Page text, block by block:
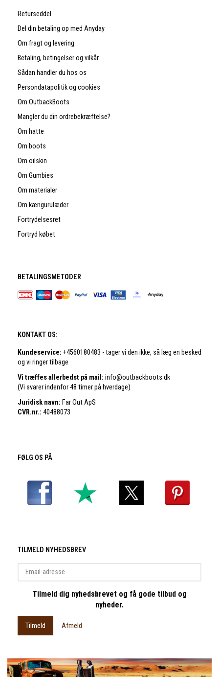
Returseddel
Del din betaling op med Anyday
Om fragt og levering
Betaling, betingelser og vilkår
Sådan handler du hos os
Persondatapolitik og cookies
Om OutbackBoots
Mangler du din ordrebekræftelse?
Om hatte
Om boots
Om oilskin
Om Gumbies
Om materialer
Om kængurulæder
Fortrydelsesret
Fortryd købet
BETALINGSMETODER
KONTAKT OS:
Kundeservice: +4560180483 - tager vi den ikke, så læg en besked
og vi ringer tilbage
Vi træffes allerbedst på mail: info@outbackboots.dk
(Vi svarer indenfor 48 timer på hverdage)
Juridisk navn: Far Out ApS
CVR.nr.: 40488073
FØLG OS PÅ
TILMELD NYHEDSBREV
Email-
adresse
Tilmeld dig nyhedsbrevet og få gode tilbud og
nyheder.
Tilmeld Afmeld